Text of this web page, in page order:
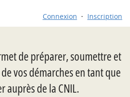
Connexion Inscription
de préparer, soumettre et
vos démarches en tant que
auprès de la CNIL.